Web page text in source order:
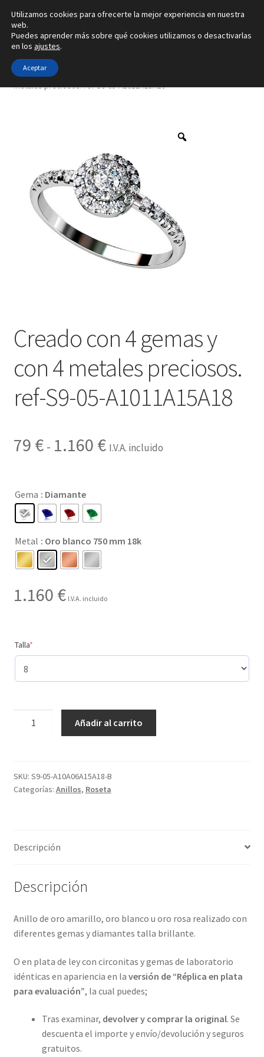
Ir
a
la
navegación
Ir
al
contenido
Inicio
Alianzas
Colgantes
Sobre nosotros
Inicio Tipo de joya
metales preciosos. ref-S9-05-A1011A15A18
Creado con 4 gemas y
con 4 metales preciosos.
ref-S9-05-A1011A15A18
79 € - 1.160 €Rango
hasta
I.V.A. incluido
Gema : Diamante
Metal : Oro blanco 750 mm 18k
1.160 € I.V.A. incluido
Talla*(required)
y
con
ref-
A1011A15A18
Añadir al carrito
SKU: S9-05-A10A06A15A18-B
Categorías: Anillos, Roseta
Descripción
Descripción
Anillo de oro amarillo, oro blanco u oro rosa realizado con
diferentes gemas y diamantes talla brillante.
O en plata de ley con circonitas y gemas de laboratorio
idénticas en apariencia en la versión de “Réplica en plata
para evaluación”, la cual puedes;
Tras examinar, devolver y comprar la original. Se
descuenta el importe y envío/devolución y seguros
gratuitos.
Utilizamos cookies para ofrecerte la mejor experiencia en nuestra
web.
Puedes aprender más sobre qué cookies utilizamos o desactivarlas
en los ajustes.
Aceptar